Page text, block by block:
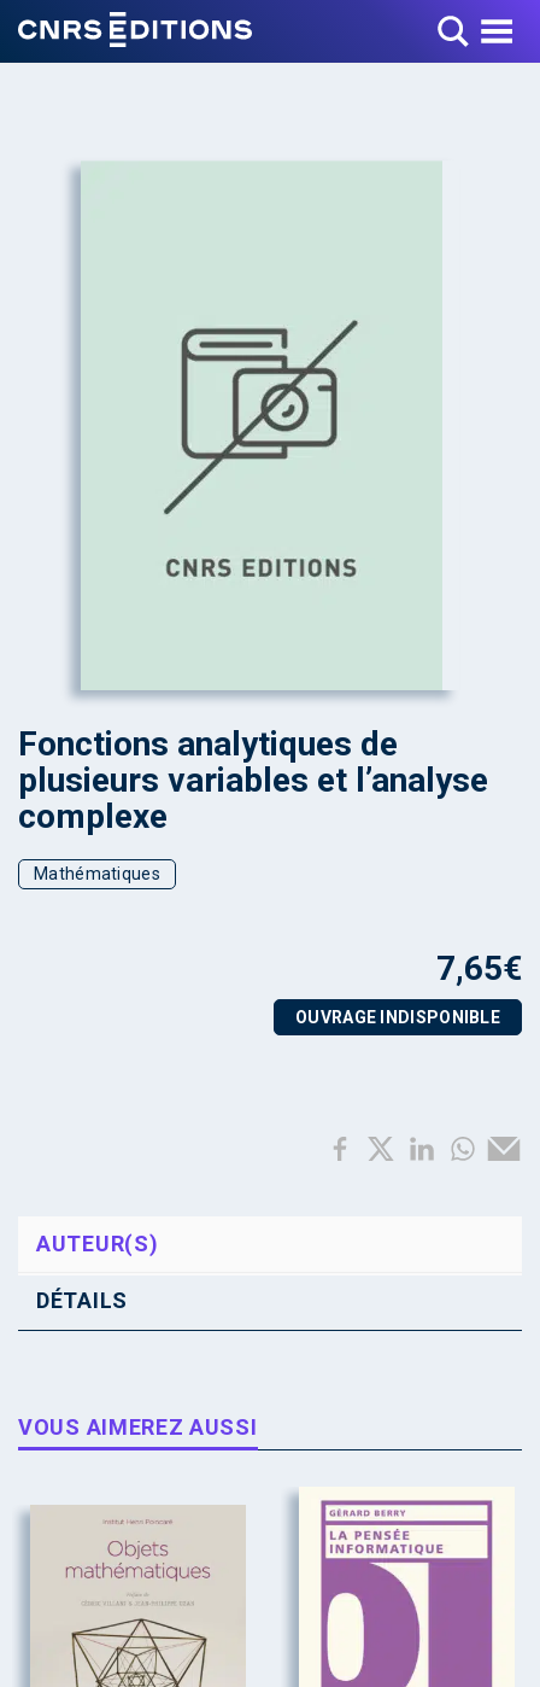
Toggle Menu
Fonctions analytiques de
plusieurs variables et l’analyse
complexe
Mathématiques
7,65€
OUVRAGE INDISPONIBLE
AUTEUR(S)
DÉTAILS
VOUS AIMEREZ AUSSI